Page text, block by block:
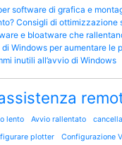
software di grafica e
Consigli di ottimizzazione
e bloatware che
Windows per aumentare le
inutili all’avvio di Windows
lento Avvio rallentato
plotter Configurazione